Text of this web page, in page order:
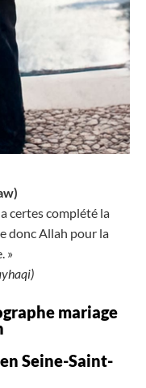
certes complété la
donc Allah pour la
»
mariage
Seine-Saint-